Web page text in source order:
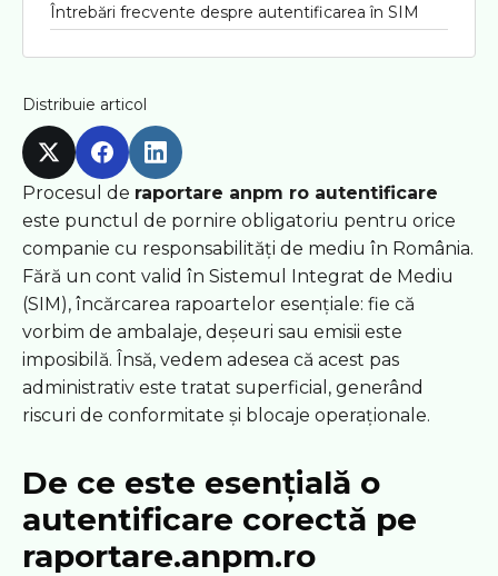
Întrebări frecvente despre autentificarea în SIM
Distribuie articol
Procesul de raportare anpm ro autentificare
este punctul de pornire obligatoriu pentru orice
companie cu responsabilități de mediu în România.
Fără un cont valid în Sistemul Integrat de Mediu
(SIM), încărcarea rapoartelor esențiale: fie că
vorbim de ambalaje, deșeuri sau emisii este
imposibilă. Însă, vedem adesea că acest pas
administrativ este tratat superficial, generând
riscuri de conformitate și blocaje operaționale.
De ce este esențială o
autentificare corectă pe
raportare.anpm.ro